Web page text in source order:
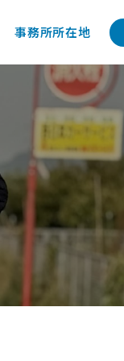
事務所所在地